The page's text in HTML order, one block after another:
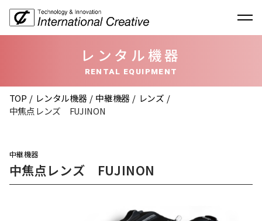
レンタル機器
RENTAL EQUIPMENT
TOP レンタル機器 中継機器
レンズ
中焦点レンズ FUJINON
中継機器
中焦点レンズ FUJINON